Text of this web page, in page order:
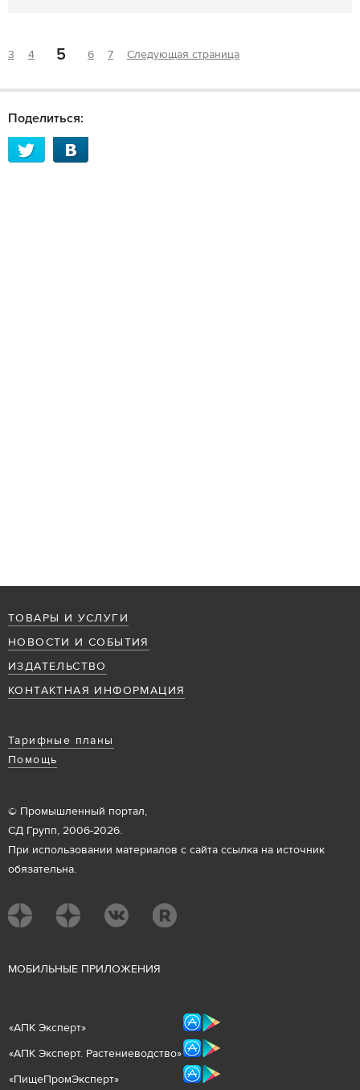
3 4 5 6 7 Следующая страница
Поделиться:
ТОВАРЫ И УСЛУГИ
НОВОСТИ И СОБЫТИЯ
ИЗДАТЕЛЬСТВО
КОНТАКТНАЯ ИНФОРМАЦИЯ
Тарифные планы
Помощь
© Промышленный портал,
СД Групп, 2006-2026.
При использовании материалов с сайта ссылка на источник
обязательна.
МОБИЛЬНЫЕ ПРИЛОЖЕНИЯ
«АПК Эксперт»
«АПК Эксперт. Растениеводство»
«ПищеПромЭксперт»